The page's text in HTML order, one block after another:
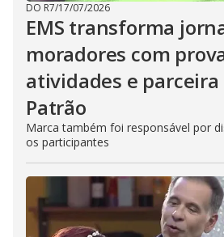
DO R7/17/07/2026
EMS transforma
moradores com
atividades e parceira
Patrão
Marca também foi responsável por
os participantes